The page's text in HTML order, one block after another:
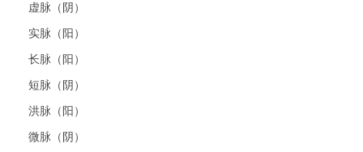
虚脉（阴）
实脉（阳）
长脉（阳）
短脉（阴）
洪脉（阳）
微脉（阴）